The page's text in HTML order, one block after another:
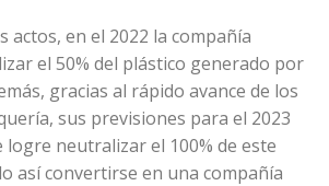
actos, en el 2022 la compañía
el 50% del plástico generado por
gracias al rápido avance de los
sus previsiones para el 2023
logre neutralizar el 100% de este
así convertirse en una compañía